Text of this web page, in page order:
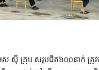
អេស ស៊ី គ្រុប សរុបជិត៦០០នាក់